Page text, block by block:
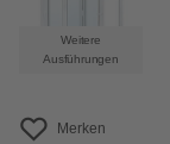
Weitere
Ausführungen
Merken